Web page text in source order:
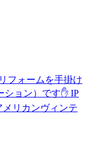
フォームを手掛け
ション）です✋ IP
リカンヴィンテ